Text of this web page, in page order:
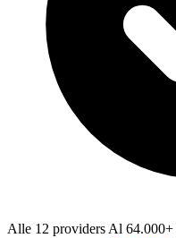
Alle 12 providers Al 64.000+